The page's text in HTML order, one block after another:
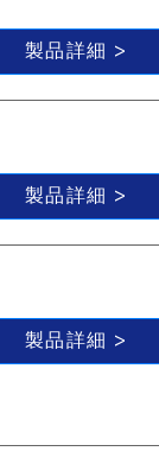
製品詳細
製品詳細
製品詳細